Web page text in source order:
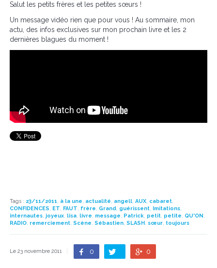
Salut les petits frères et les petites sœurs !
Un message vidéo rien que pour vous ! Au sommaire, mon
actu, des infos exclusives sur mon prochain livre et les 2
dernières blagues du moment !
Tags : 23/11/2011, à la une, actualité, angell, AUX, cabaret,
CONFIDENCES, ET, FAUT, frère, Grand, guérissent, Imitations,
internautes, joyeux, lisa, livre, message, Patrick, petit, petite, QU'ON,
RADIO, remerciement, Scène, Sébastien, SLASH, sœur, toujours
Le 23 novembre 2011 0 0